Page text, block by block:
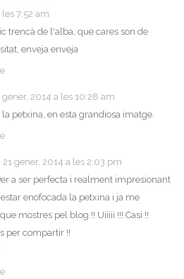
7:52 am
trencà de l'alba, que cares son de
enveja enveja
gener, 2014 a les 10:28 am
petxina, en esta grandiosa imatge.
21 gener, 2014 a les 2:03 pm
a ser perfecta i realment impresionant
enofocada la petxina i ja me
mostres pel blog !! Uiiiii !!! Casi !!
per compartir !!